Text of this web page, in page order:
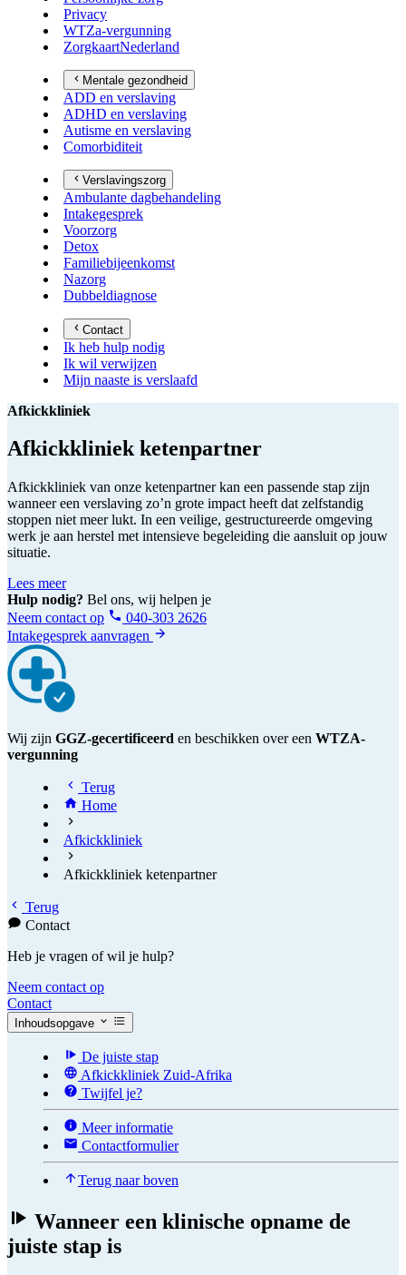
Privacy
WTZa-vergunning
ZorgkaartNederland
Mentale gezondheid
ADD en verslaving
ADHD en verslaving
Autisme en verslaving
Comorbiditeit
Verslavingszorg
Ambulante dagbehandeling
Intakegesprek
Voorzorg
Detox
Familiebijeenkomst
Nazorg
Dubbeldiagnose
Contact
Ik heb hulp nodig
Ik wil verwijzen
Mijn naaste is verslaafd
Afkickkliniek
Afkickkliniek ketenpartner
Afkickkliniek van onze ketenpartner kan een passende stap zijn
wanneer een verslaving zo’n grote impact heeft dat zelfstandig
stoppen niet meer lukt. In een veilige, gestructureerde omgeving
werk je aan herstel met intensieve begeleiding die aansluit op jouw
situatie.
Lees meer
Hulp nodig? Bel ons, wij helpen je
Neem contact op
040-303 2626
Intakegesprek aanvragen
Wij zijn GGZ-gecertificeerd en beschikken over een WTZA-
vergunning
Terug
Home
Afkickkliniek
Afkickkliniek ketenpartner
Terug
Contact
Heb je vragen of wil je hulp?
Neem contact op
Contact
Inhoudsopgave
De juiste stap
Afkickkliniek Zuid-Afrika
Twijfel je?
Meer informatie
Contactformulier
Terug naar boven
Wanneer een klinische opname de
juiste stap is